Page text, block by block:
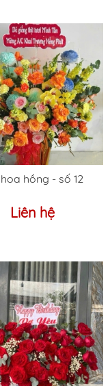
hồng - số 12
Liên hệ